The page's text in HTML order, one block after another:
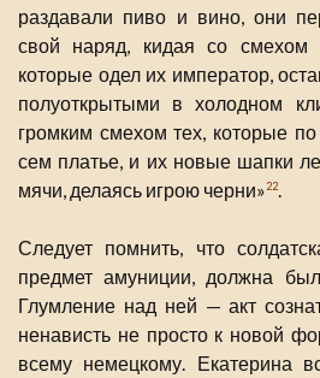
раздавали пиво и вино, они
свой наряд, кидая со смехом
которые одел их император,
полуоткрытыми в холодном
громким смехом тех, которые
сем платье, и их новые шапки
мячи, делаясь игрою черни»22.
Следует помнить, что
предмет амуниции, должна
Глумление над ней — акт
ненависть не просто к новой
всему немецкому. Екатерина